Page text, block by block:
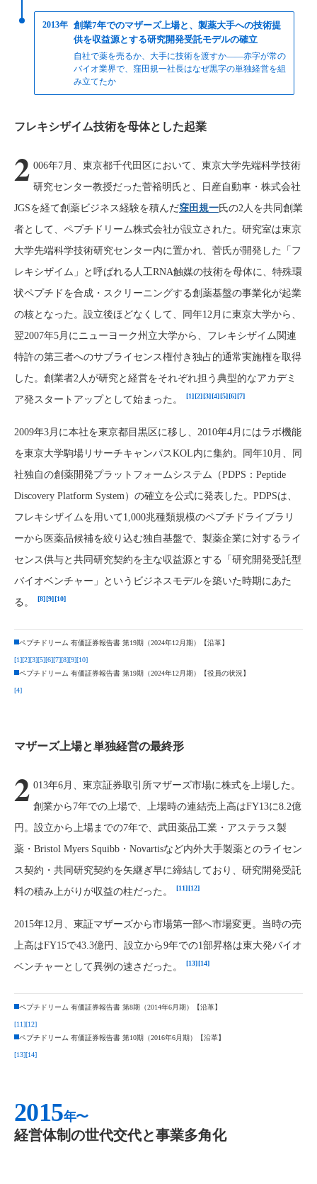
2013年 創業7年でのマザーズ上場と、製薬大手への技術提
供を収益源とする研究開発受託モデルの確立
自社で薬を売るか、大手に技術を渡すか——赤字が常の
バイオ業界で、窪田規一社長はなぜ黒字の単独経営を組
み立てたか
フレキシザイム技術を母体とした起業
2 006年7月、東京都千代田区において、東京大学先端科学技術
研究センター教授だった菅裕明氏と、日産自動車・株式会社
JGSを経て創薬ビジネス経験を積んだ窪田規一氏の2人を共同創業
者として、ペプチドリーム株式会社が設立された。研究室は東京
大学先端科学技術研究センター内に置かれ、菅氏が開発した「フ
レキシザイム」と呼ばれる人工RNA触媒の技術を母体に、特殊環
状ペプチドを合成・スクリーニングする創薬基盤の事業化が起業
の核となった。設立後ほどなくして、同年12月に東京大学から、
翌2007年5月にニューヨーク州立大学から、フレキシザイム関連
特許の第三者へのサブライセンス権付き独占的通常実施権を取得
した。創業者2人が研究と経営をそれぞれ担う典型的なアカデミ
ア発スタートアップとして始まった。
[1][2][3][4][5][6][7]
2009年3月に本社を東京都目黒区に移し、2010年4月にはラボ機能
を東京大学駒場リサーチキャンパスKOL内に集約。同年10月、同
社独自の創薬開発プラットフォームシステム（PDPS：Peptide
Discovery Platform System）の確立を公式に発表した。PDPSは、
フレキシザイムを用いて1,000兆種類規模のペプチドライブラリ
ーから医薬品候補を絞り込む独自基盤で、製薬企業に対するライ
センス供与と共同研究契約を主な収益源とする「研究開発受託型
バイオベンチャー」というビジネスモデルを築いた時期にあた
る。
[8][9][10]
ペプチドリーム 有価証券報告書 第19期（2024年12月期）【沿革】
[1][2][3][5][6][7][8][9][10]
ペプチドリーム 有価証券報告書 第19期（2024年12月期）【役員の状況】
[4]
マザーズ上場と単独経営の最終形
2 013年6月、東京証券取引所マザーズ市場に株式を上場した。
創業から7年での上場で、上場時の連結売上高はFY13に8.2億
円。設立から上場までの7年で、武田薬品工業・アステラス製
薬・Bristol Myers Squibb・Novartisなど内外大手製薬とのライセン
ス契約・共同研究契約を矢継ぎ早に締結しており、研究開発受託
料の積み上がりが収益の柱だった。
[11] [12]
2015年12月、東証マザーズから市場第一部へ市場変更。当時の売
上高はFY15で43.3億円、設立から9年での1部昇格は東大発バイオ
ベンチャーとして異例の速さだった。
[13] [14]
ペプチドリーム 有価証券報告書 第8期（2014年6月期）【沿革】
[11][12]
ペプチドリーム 有価証券報告書 第10期（2016年6月期）【沿革】
[13][14]
2015年〜
経営体制の世代交代と事業多角化